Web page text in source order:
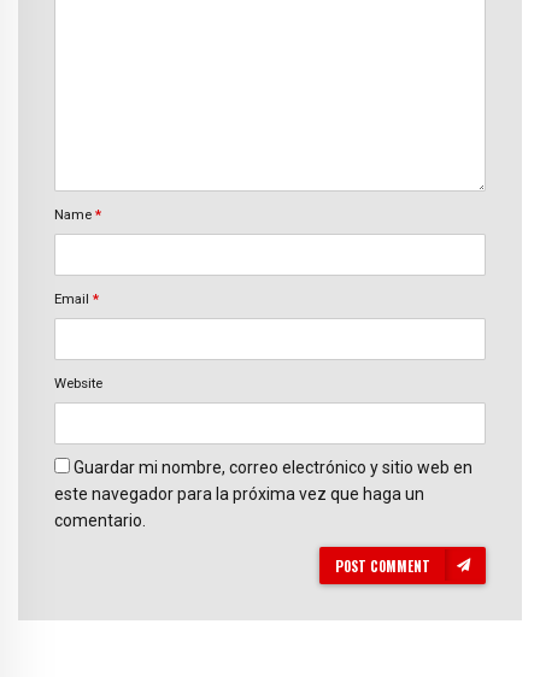
Name *
Email *
Website
Guardar mi nombre, correo electrónico y sitio web en
este navegador para la próxima vez que haga un
comentario.
POST COMMENT